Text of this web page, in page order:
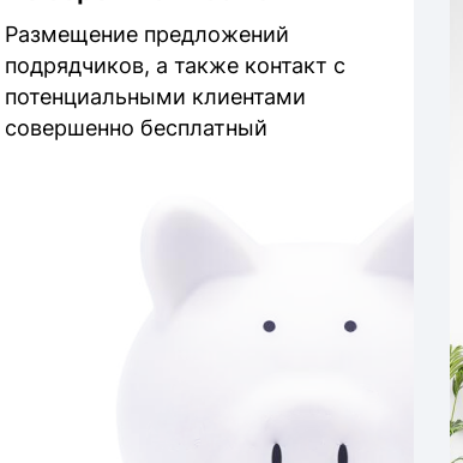
Размещение предложений
подрядчиков, а также контакт с
потенциальными клиентами
совершенно бесплатный